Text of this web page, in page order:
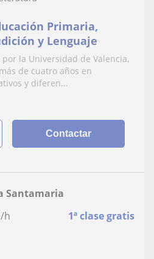
Primaria,
y Lenguaje
la Universidad de Valencia,
de cuatro años en
y diferen...
Contactar
/h 1ª clase gratis
Santamaria